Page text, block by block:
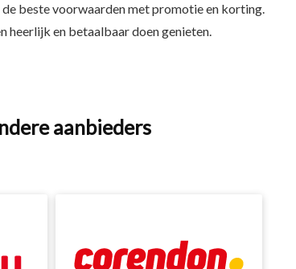
beste voorwaarden met promotie en korting.
heerlijk en betaalbaar doen genieten.
aanbieders